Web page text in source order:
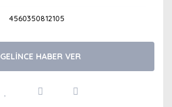
4560350812105
GELİNCE HABER VER